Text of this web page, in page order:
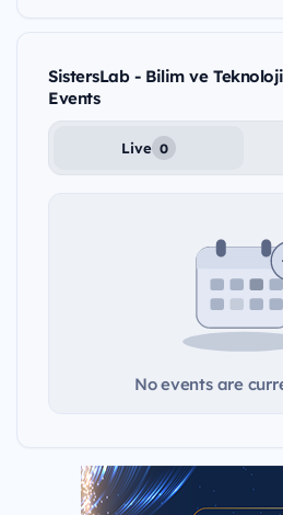
SistersLab - Bilim ve
Events
Live 0
No events are